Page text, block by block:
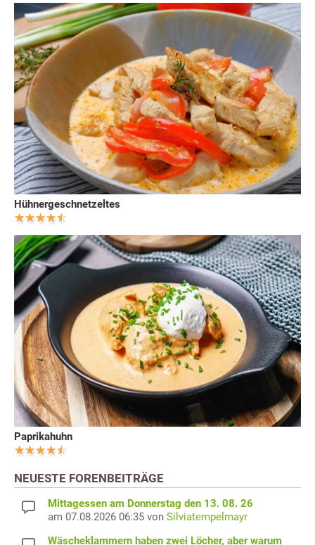
Hühnergeschnetzeltes
Paprikahuhn
NEUESTE FORENBEITRÄGE
Mittagessen am Donnerstag den 13. 08. 26
am 07.08.2026 06:35 von Silviatempelmayr
Wäscheklammern haben zwei Löcher, aber warum